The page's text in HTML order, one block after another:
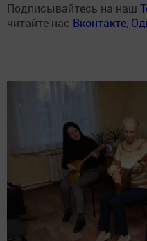
Подписывайтесь на наш
читайте нас Вконтакте,